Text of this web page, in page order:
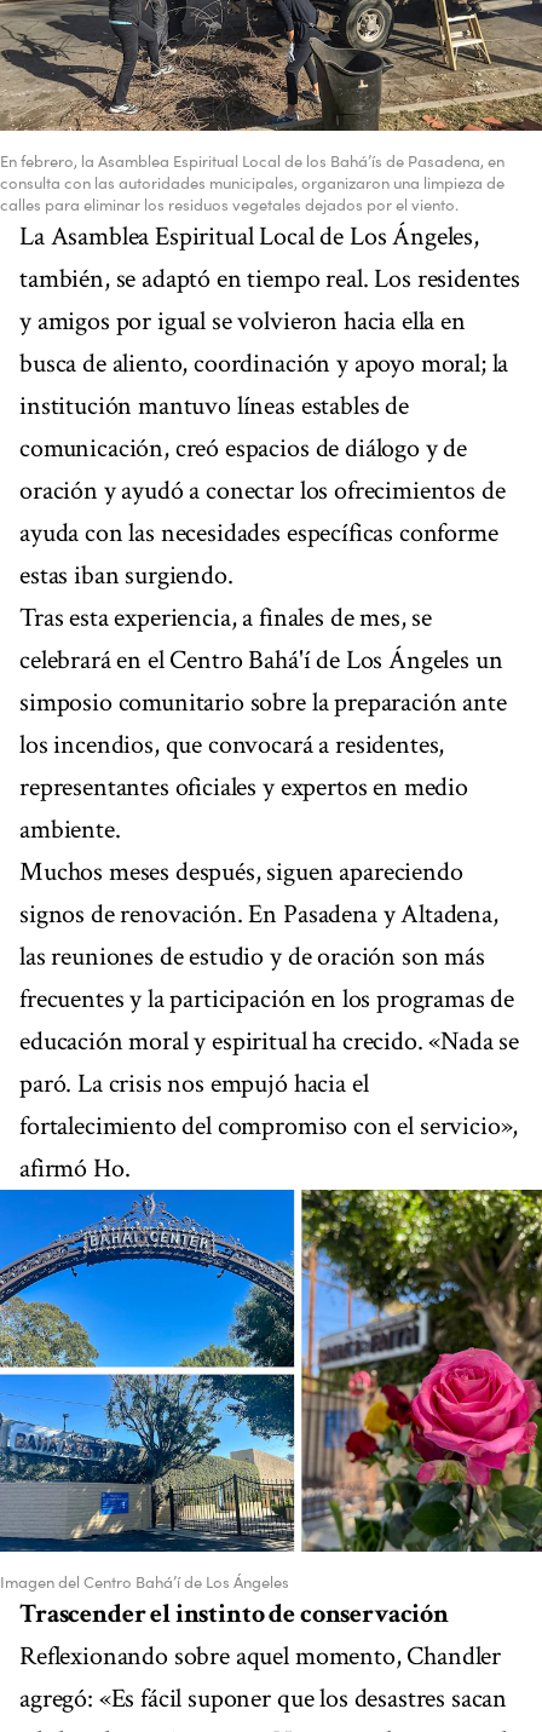
En febrero, la Asamblea Espiritual Local de los Bahá’ís de Pasadena, en
consulta con las autoridades municipales, organizaron una limpieza de
calles para eliminar los residuos vegetales dejados por el viento.
La Asamblea Espiritual Local de Los Ángeles,
también, se adaptó en tiempo real. Los residentes
y amigos por igual se volvieron hacia ella en
busca de aliento, coordinación y apoyo moral; la
institución mantuvo líneas estables de
comunicación, creó espacios de diálogo y de
oración y ayudó a conectar los ofrecimientos de
ayuda con las necesidades específicas conforme
estas iban surgiendo.
Tras esta experiencia, a finales de mes, se
celebrará en el Centro Bahá'í de Los Ángeles un
simposio comunitario sobre la preparación ante
los incendios, que convocará a residentes,
representantes oficiales y expertos en medio
ambiente.
Muchos meses después, siguen apareciendo
signos de renovación. En Pasadena y Altadena,
las reuniones de estudio y de oración son más
frecuentes y la participación en los programas de
educación moral y espiritual ha crecido. «Nada se
paró. La crisis nos empujó hacia el
fortalecimiento del compromiso con el servicio»,
afirmó Ho.
Imagen del Centro Bahá’í de Los Ángeles
Trascender el instinto de conservación
Reflexionando sobre aquel momento, Chandler
agregó: «Es fácil suponer que los desastres sacan